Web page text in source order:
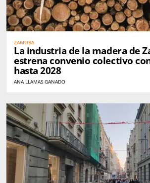
ZAMORA
La industria de la madera de
estrena convenio colectivo
hasta 2028
ANA LLAMAS GANADO